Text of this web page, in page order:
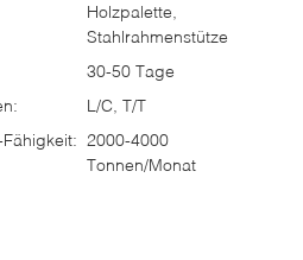
Holzpalette,
Stahlrahmenstütze
30-50 Tage
L/C, T/T
2000-4000
Tonnen/Monat